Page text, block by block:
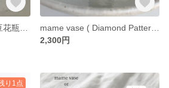
2,300円
り1点